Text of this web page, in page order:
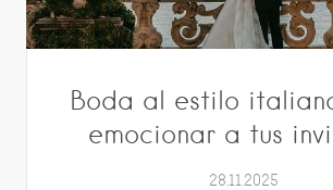
Boda al estilo
emocionar a tus
28.11.2025